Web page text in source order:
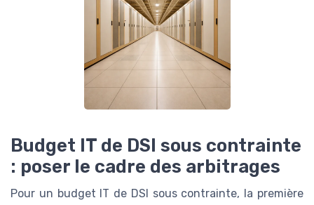
Budget IT de DSI sous contrainte
: poser le cadre des arbitrages
Pour un budget IT de DSI sous contrainte, la première